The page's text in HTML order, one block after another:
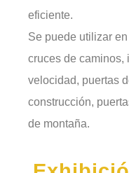
eficiente.
Se puede utilizar
cruces de caminos,
velocidad, puertas
construcción,
de montaña.